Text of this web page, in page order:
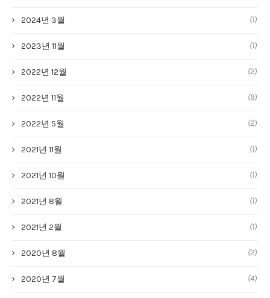
2024년 3월 (1)
2023년 11월 (1)
2022년 12월 (2)
2022년 11월 (9)
2022년 5월 (2)
2021년 11월 (1)
2021년 10월 (1)
2021년 8월 (1)
2021년 2월 (1)
2020년 8월 (2)
2020년 7월 (4)